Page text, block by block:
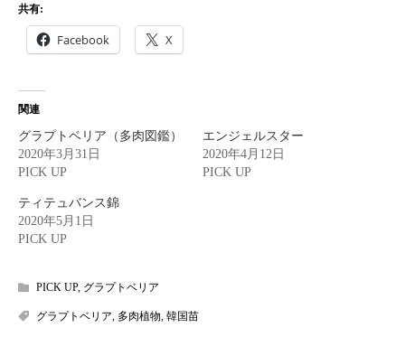
共有:
Facebook X
関連
グラプトベリア（多肉図鑑）
2020年3月31日
PICK UP
エンジェルスター
2020年4月12日
PICK UP
ティテュバンス錦
2020年5月1日
PICK UP
PICK UP, グラプトベリア
グラプトベリア 多肉植物 韓国苗